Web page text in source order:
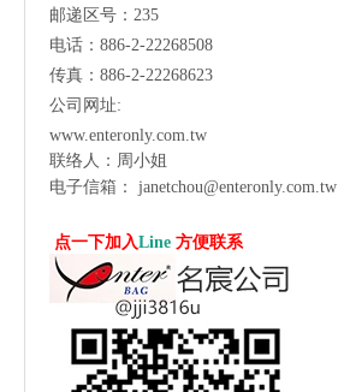
邮递区号：235
电话：886-2-22268508
传真：886-2-22268623
公司网址:
www.enteronly.com.tw
联络人：周小姐
电子信箱： janetchou@enteronly.com.tw
点一下加入Line 方便联系